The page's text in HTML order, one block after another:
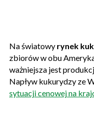
Na światowy rynek
zbiorów w obu
ważniejsza jest
Napływ kukurydzy ze
sytuacji cenowej na